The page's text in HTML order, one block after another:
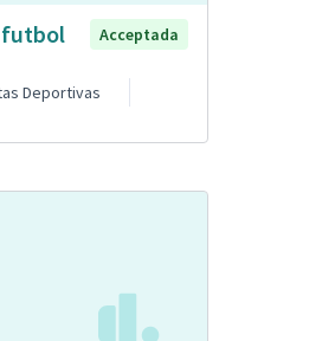
futbol
Acceptada
Deportivas